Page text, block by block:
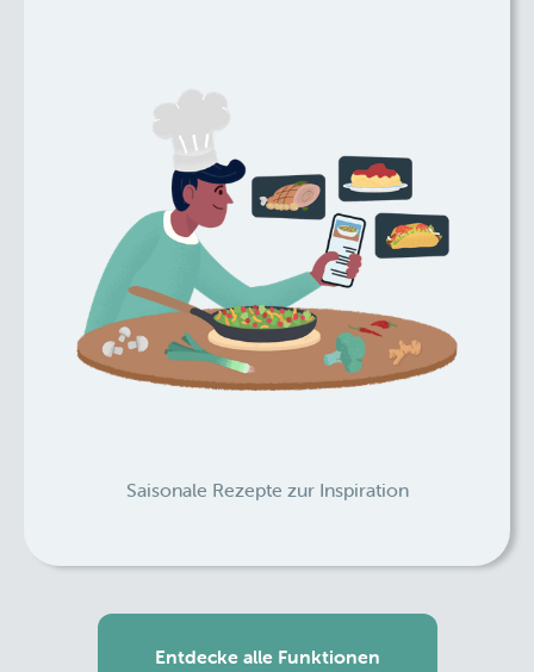
Saisonale Rezepte zur Inspiration
Entdecke alle Funktionen